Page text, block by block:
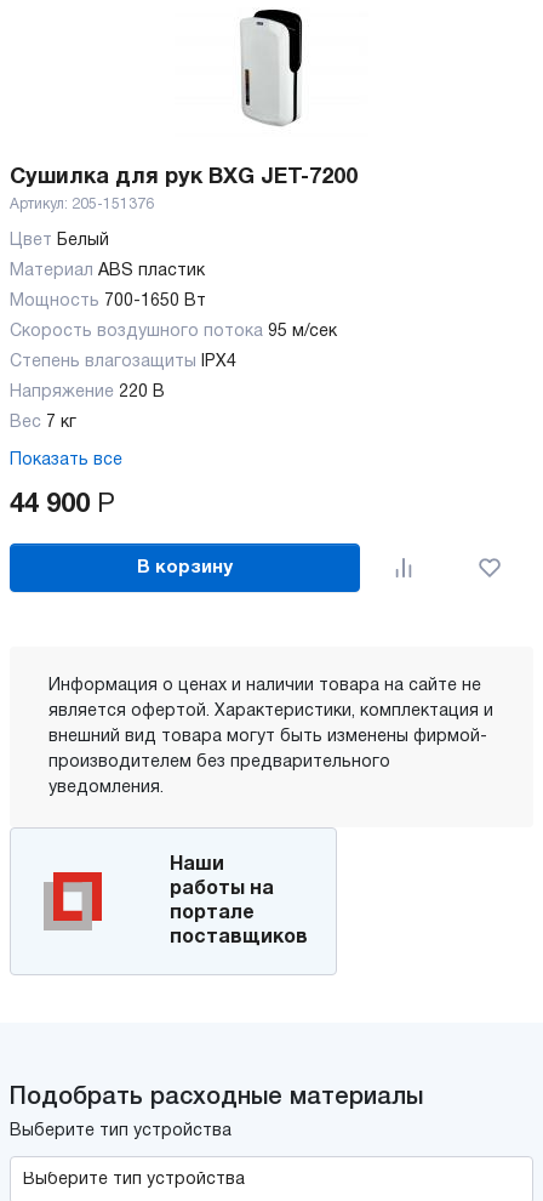
Сушилка для рук BXG JET-7200
Артикул: 205-151376
Цвет Белый
Материал ABS пластик
Мощность 700-1650 Вт
Скорость воздушного потока 95 м/сек
Степень влагозащиты
IPX4
Напряжение 220 В
Вес 7 кг
Показать все
44 900 Р
В корзину
Информация о ценах и наличии товара на сайте не
является офертой. Характеристики, комплектация и
внешний вид товара могут быть изменены фирмой-
производителем без предварительного
уведомления.
Наши
работы на
портале
поставщиков
Подобрать расходные материалы
Выберите тип устройства